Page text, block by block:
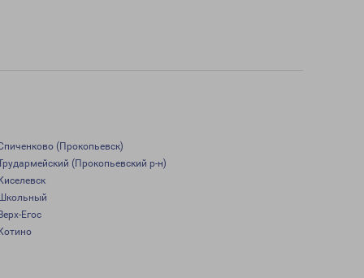
(Прокопьевск)
(Прокопьевский р-н)
Егос